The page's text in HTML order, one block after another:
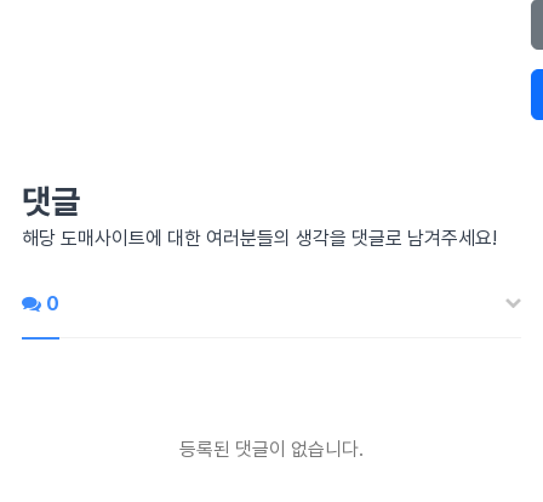
댓글
해당 도매사이트에 대한 여러분들의 생각을 댓글로 남겨주세요!
0
등록된 댓글이 없습니다.